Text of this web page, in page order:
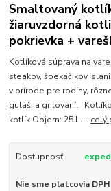
Smaltovaný
žiaruvzdorná
pokrievka +
Kotlíková súprava na
steakov, špekáčikov,
v prírode pre rodiny,
guláši a grilovaní.
kotlík Objem: 25 L.... celý
Dostupnosť
Nie sme platcovia DPH